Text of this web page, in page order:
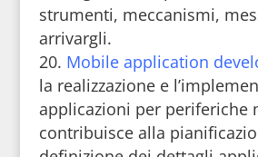
strumenti, meccanismi,
arrivargli.
Mobile application
la realizzazione e
applicazioni per periferiche
contribuisce alla